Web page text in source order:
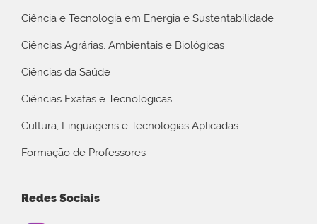
Ciência e Tecnologia em Energia e Sustentabilidade
Ciências Agrárias, Ambientais e Biológicas
Ciências da Saúde
Ciências Exatas e Tecnológicas
Cultura, Linguagens e Tecnologias Aplicadas
Formação de Professores
Redes Sociais